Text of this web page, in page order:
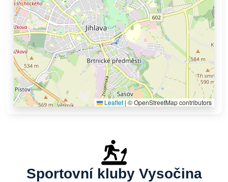
Leaflet | © OpenStreetMap contributors
Sportovní kluby Vysočina